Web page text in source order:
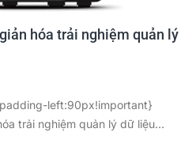
hóa trải nghiệm quản lý
left:90px!important}
trải nghiệm quản lý dữ liệu...